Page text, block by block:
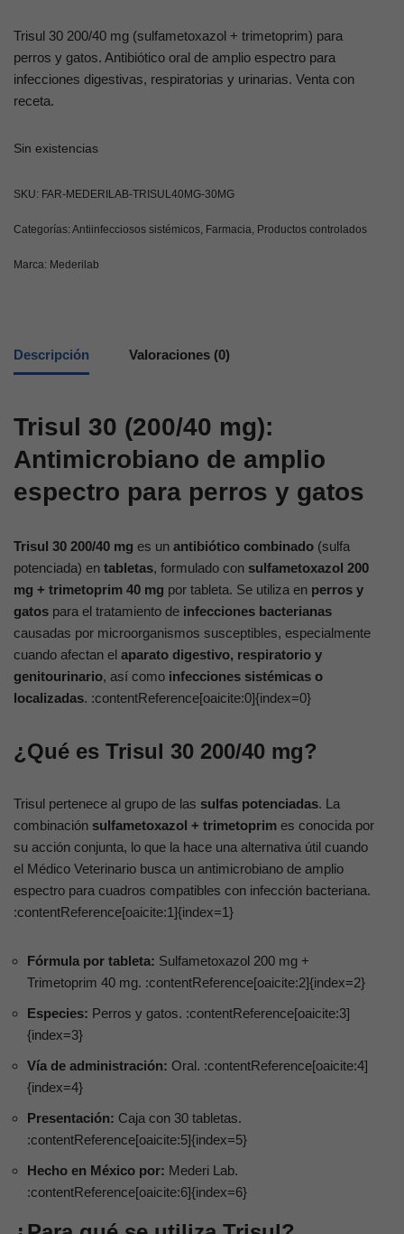
Trisul 30 200/40 mg (sulfametoxazol + trimetoprim) para
perros y gatos. Antibiótico oral de amplio espectro para
infecciones digestivas, respiratorias y urinarias. Venta con
receta.
Sin existencias
SKU: FAR-MEDERILAB-TRISUL40MG-30MG
Categorías: Antiinfecciosos sistémicos Farmacia Productos controlados
Marca: Mederilab
Descripción Valoraciones (0)
Trisul 30 (200/40 mg):
Antimicrobiano de amplio
espectro para perros y gatos
Trisul 30 200/40 mg es un antibiótico combinado (sulfa
potenciada) en tabletas, formulado con sulfametoxazol 200
mg + trimetoprim 40 mg por tableta. Se utiliza en perros y
gatos para el tratamiento de infecciones bacterianas
causadas por microorganismos susceptibles, especialmente
cuando afectan el aparato digestivo, respiratorio y
genitourinario, así como infecciones sistémicas o
localizadas. :contentReference[oaicite:0]{index=0}
¿Qué es Trisul 30 200/40 mg?
Trisul pertenece al grupo de las sulfas potenciadas. La
combinación sulfametoxazol + trimetoprim es conocida por
su acción conjunta, lo que la hace una alternativa útil cuando
el Médico Veterinario busca un antimicrobiano de amplio
espectro para cuadros compatibles con infección bacteriana.
:contentReference[oaicite:1]{index=1}
Fórmula por tableta: Sulfametoxazol 200 mg +
Trimetoprim 40 mg. :contentReference[oaicite:2]{index=2}
Especies: Perros y gatos. :contentReference[oaicite:3]
{index=3}
Vía de administración: Oral. :contentReference[oaicite:4]
{index=4}
Presentación: Caja con 30 tabletas.
:contentReference[oaicite:5]{index=5}
Hecho en México por: Mederi Lab.
:contentReference[oaicite:6]{index=6}